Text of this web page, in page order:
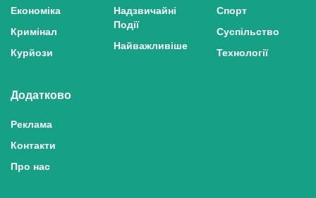
Економіка
Кримінал
Курйози
Надзвичайні
Події
Найважливіше
Спорт
Суспільство
Технології
Додатково
Реклама
Контакти
Про нас